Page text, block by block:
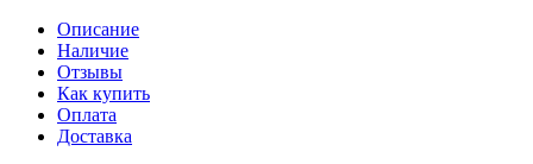
Описание
Наличие
Отзывы
Как купить
Оплата
Доставка